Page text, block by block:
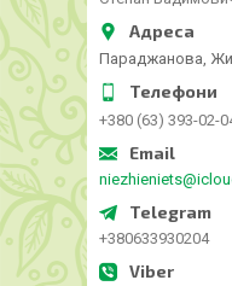
Параджанова,
+380 (63) 393-02-
+380633930204